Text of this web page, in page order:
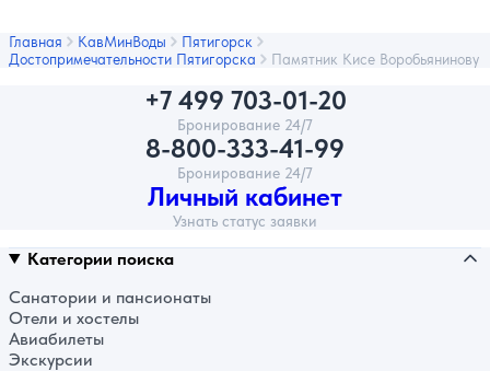
Главная КавМинВоды
Пятигорск
Достопримечательности Пятигорска
Памятник Кисе Воробьянинову
+7 499 703-01-20
Бронирование 24/7
8-800-333-41-99
Бронирование 24/7
Личный кабинет
Узнать статус заявки
Категории поиска
Санатории и пансионаты
Отели и хостелы
Авиабилеты
Экскурсии